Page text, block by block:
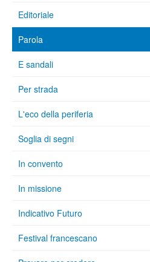
Editoriale
Parola
E sandali
Per strada
L'eco della periferia
Soglia di segni
In convento
In missione
Indicativo Futuro
Festival francescano